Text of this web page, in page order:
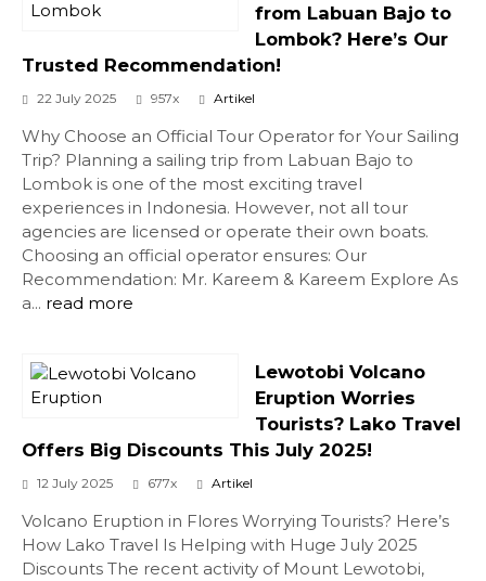
from Labuan Bajo to
Lombok? Here’s Our
Trusted Recommendation!
22 July 2025 957x Artikel
Why Choose an Official Tour Operator for Your Sailing
Trip? Planning a sailing trip from Labuan Bajo to
Lombok is one of the most exciting travel
experiences in Indonesia. However, not all tour
agencies are licensed or operate their own boats.
Choosing an official operator ensures: Our
Recommendation: Mr. Kareem & Kareem Explore As
a... read more
Lewotobi Volcano
Eruption Worries
Tourists? Lako Travel
Offers Big Discounts This July 2025!
12 July 2025 677x Artikel
Volcano Eruption in Flores Worrying Tourists? Here’s
How Lako Travel Is Helping with Huge July 2025
Discounts The recent activity of Mount Lewotobi,